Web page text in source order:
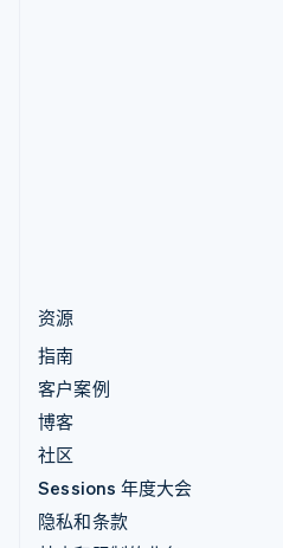
资源
指南
客户案例
博客
社区
Sessions 年度大会
隐私和条款